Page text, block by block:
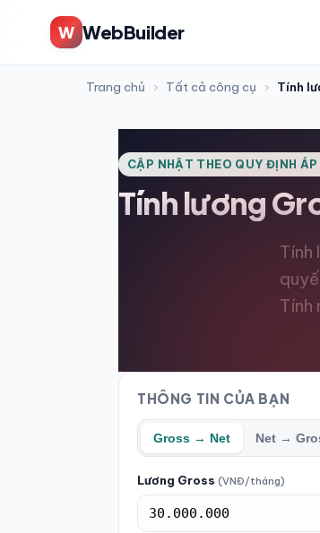
W WebBuilder
Trang chủ › Tất cả công cụ › Tính
CẬP NHẬT THEO QUY ĐỊNH
Tính lương
Tính
Tính
THÔNG TIN CỦA BẠN
Gross → Net Net →
Lương Gross (VNĐ/tháng)